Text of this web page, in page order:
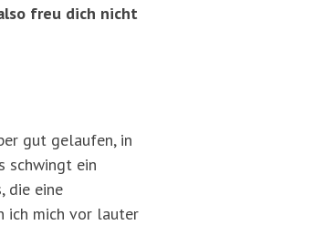
freu dich nicht
gut gelaufen, in
schwingt ein
die eine
ich mich vor lauter